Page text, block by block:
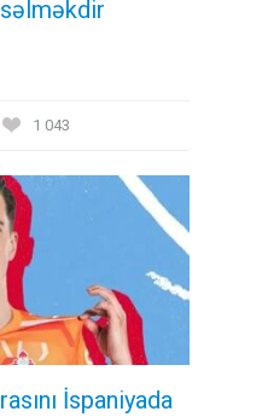
1 043
İspaniyada